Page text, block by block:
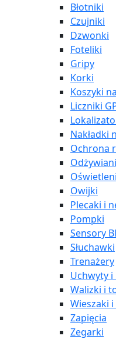
Błotniki
Czujniki
Dzwonki
Foteliki
Gripy
Korki
Koszyki
Liczniki
Nakładki
Ochrona
Owijki
Plecaki i
Pompki
Sensory
Słuchawki
Trenażery
Uchwyty
Walizki i
Wieszaki
Zapięcia
Zegarki